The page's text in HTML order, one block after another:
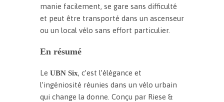
manie facilement, se gare sans difficulté
et peut être transporté dans un ascenseur
ou un local vélo sans effort particulier.
En résumé
Le UBN Six, c’est l’élégance et
l’ingéniosité réunies dans un vélo urbain
qui change la donne. Conçu par Riese &